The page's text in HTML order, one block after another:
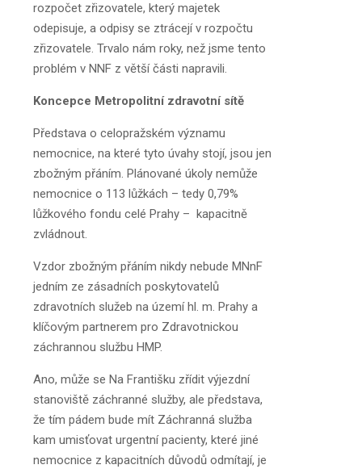
rozpočet zřizovatele, který majetek
odepisuje, a odpisy se ztrácejí v rozpočtu
zřizovatele. Trvalo nám roky, než jsme tento
problém v NNF z větší části napravili.
Koncepce Metropolitní zdravotní sítě
Představa o celopražském významu
nemocnice, na které tyto úvahy stojí, jsou jen
zbožným přáním. Plánované úkoly nemůže
nemocnice o 113 lůžkách – tedy 0,79%
lůžkového fondu celé Prahy – kapacitně
zvládnout.
Vzdor zbožným přáním nikdy nebude MNnF
jedním ze zásadních poskytovatelů
zdravotních služeb na území hl. m. Prahy a
klíčovým partnerem pro Zdravotnickou
záchrannou službu HMP.
Ano, může se Na Františku zřídit výjezdní
stanoviště záchranné služby, ale představa,
že tím pádem bude mít Záchranná služba
kam umisťovat urgentní pacienty, které jiné
nemocnice z kapacitních důvodů odmítají, je